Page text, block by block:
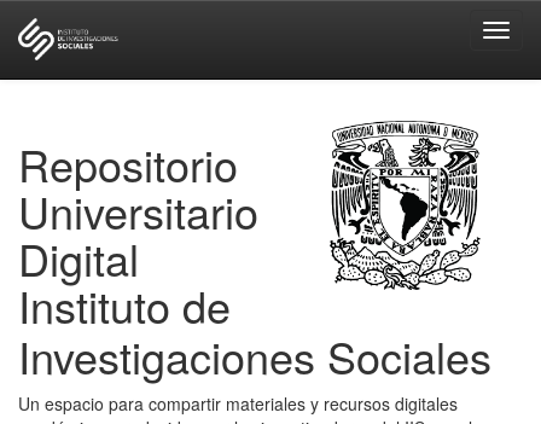
Repositorio
Universitario
Digital
Instituto de
Investigaciones Sociales
Un espacio para compartir materiales y recursos digitales